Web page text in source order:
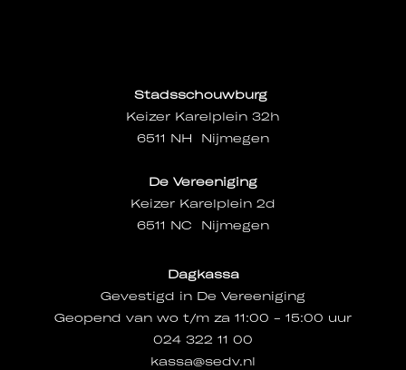
Stadsschouwburg
Keizer Karelplein 32h
6511 NH Nijmegen
De Vereeniging
Keizer Karelplein 2d
6511 NC Nijmegen
Dagkassa
Gevestigd in De Vereeniging
Geopend van wo t/m za 11:00 - 15:00 uur
024 322 11 00
kassa@sedv.nl